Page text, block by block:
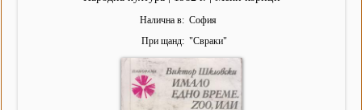
Налична в
София
При щанд
"Свраки"